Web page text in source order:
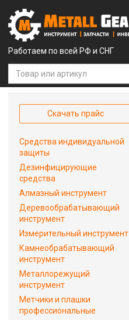
Работаем по всей РФ и СНГ
Скачать прайс
Средства индивидуальной
защиты
Дезинфицирующие
средства
Алмазный инструмент
Деревообрабатывающий
инструмент
Измерительный инструмент
Камнеобрабатывающий
инструмент
Металлорежущий
инструмент
Метчики и плашки
профессиональные